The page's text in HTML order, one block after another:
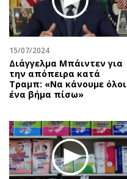
15/07/2024
Διάγγελμα Μπάιντεν για
την απόπειρα κατά
Τραμπ: «Να κάνουμε όλοι
ένα βήμα πίσω»